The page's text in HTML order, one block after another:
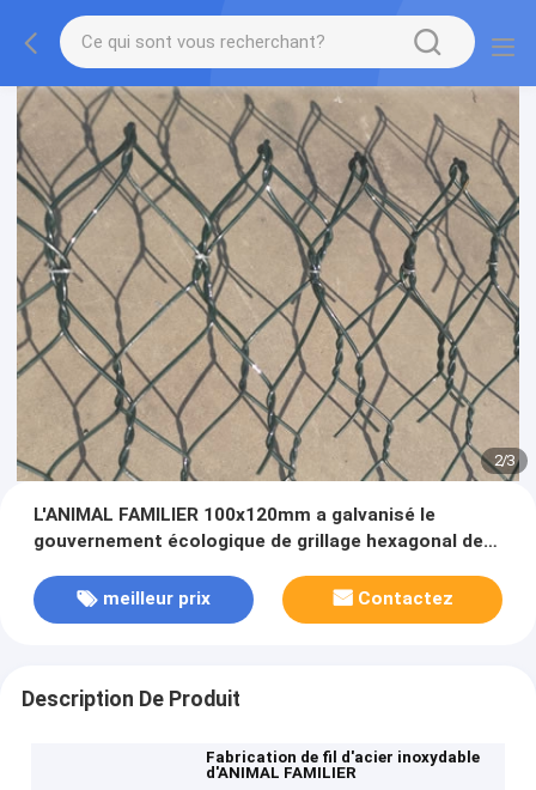
2/3
L'ANIMAL FAMILIER 100x120mm a galvanisé le
gouvernement écologique de grillage hexagonal de
meilleur prix
Contactez
Description De Produit
Fabrication de fil d'acier inoxydable
d'ANIMAL FAMILIER